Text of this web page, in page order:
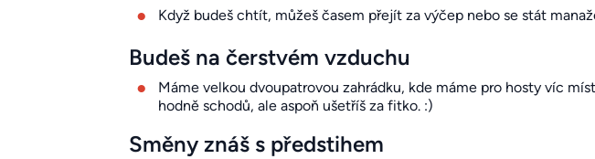
Když budeš chtít, můžeš časem přejít za výčep nebo se stát
Budeš na čerstvém vzduchu
Máme velkou dvoupatrovou zahrádku, kde máme pro hosty víc
hodně schodů, ale aspoň ušetříš za fitko. :)
Směny znáš s předstihem